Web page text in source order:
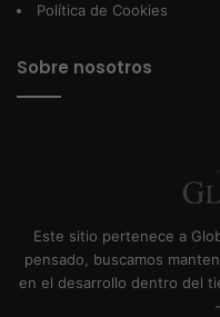
Política de Cookies
Sobre nosotros
Este sitio pertenece a
pensado, buscamos
en el desarrollo dentro del